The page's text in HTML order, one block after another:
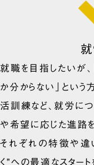
就職を目指したいが
か分からない」とい
活訓練など、就労に
や希望に応じた進路
それぞれの特徴や違
く”への最適なスタート